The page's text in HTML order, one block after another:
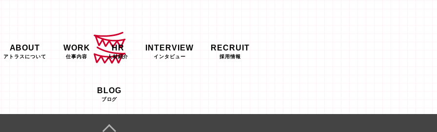
ABOUT
アトラスについて
WORK
仕事内容
HR
人材紹介
INTERVIEW
インタビュー
RECRUIT
採用情報
BLOG
ブログ